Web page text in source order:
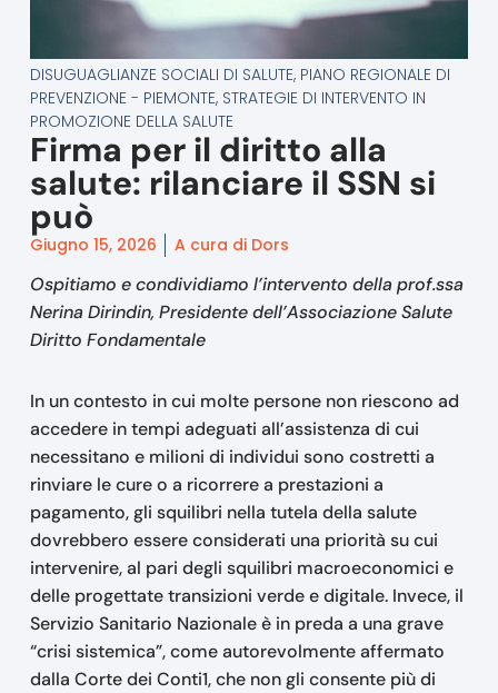
DISUGUAGLIANZE SOCIALI DI SALUTE, PIANO REGIONALE DI
PREVENZIONE - PIEMONTE, STRATEGIE DI INTERVENTO IN
PROMOZIONE DELLA SALUTE
Firma per il diritto alla
salute: rilanciare il SSN si
può
Giugno 15, 2026 A cura di Dors
Ospitiamo e condividiamo l’intervento della prof.ssa
Nerina Dirindin, Presidente dell’Associazione Salute
Diritto Fondamentale
In un contesto in cui molte persone non riescono ad
accedere in tempi adeguati all’assistenza di cui
necessitano e milioni di individui sono costretti a
rinviare le cure o a ricorrere a prestazioni a
pagamento, gli squilibri nella tutela della salute
dovrebbero essere considerati una priorità su cui
intervenire, al pari degli squilibri macroeconomici e
delle progettate transizioni verde e digitale. Invece, il
Servizio Sanitario Nazionale è in preda a una grave
“crisi sistemica”, come autorevolmente affermato
dalla Corte dei Conti1, che non gli consente più di